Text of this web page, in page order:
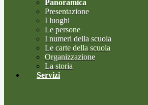
Panoramica
Presentazione
I luoghi
Le persone
I numeri della scuola
Le carte della scuola
Organizzazione
La storia
Servizi